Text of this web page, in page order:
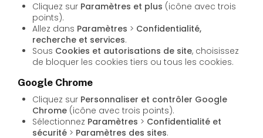
Cliquez sur Paramètres et plus (icône avec trois
points).
Allez dans Paramètres > Confidentialité,
recherche et services.
Sous Cookies et autorisations de site, choisissez
de bloquer les cookies tiers ou tous les cookies.
Google Chrome
Cliquez sur Personnaliser et contrôler Google
Chrome (icône avec trois points).
Sélectionnez Paramètres > Confidentialité et
sécurité > Paramètres des sites.